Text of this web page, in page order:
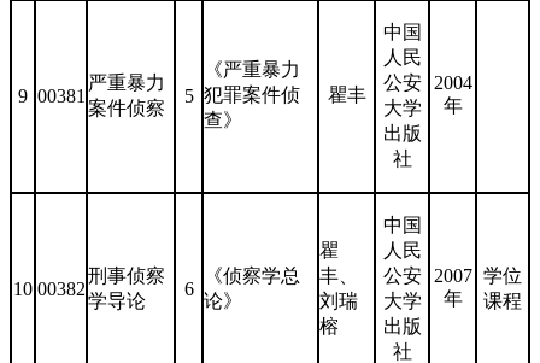
9 00381
严重暴力
案件侦察
5
《严重暴力
犯罪案件侦
查》
瞿丰
中国
人民
公安
大学
出版
社
2004
年
10 00382
刑事侦察
学导论
6
《侦察学总
论》
瞿
丰、
刘瑞
榕
中国
人民
公安
大学
出版
社
2007
年
学位
课程